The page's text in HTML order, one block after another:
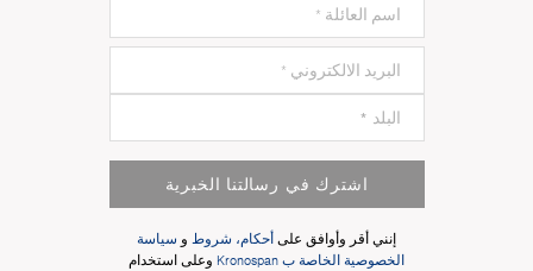
اشترك في رسالتنا الخبرية
إنني أقر وأوافق على أحكام، شروط و سياسة
الخصوصية الخاصة ب Kronospan
وعلى استخدام